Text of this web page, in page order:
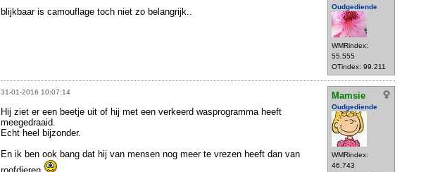
Oudgediende
WMRindex:
55.555
OTindex: 99.211
blijkbaar is camouflage toch niet zo belangrijk..
31-01-2016 10:07:14 Mamsie
Oudgediende
WMRindex:
46.743
Hij ziet er een beetje uit of hij met een verkeerd wasprogramma heeft
meegedraaid.
Echt heel bijzonder.
En ik ben ook bang dat hij van mensen nog meer te vrezen heeft dan van